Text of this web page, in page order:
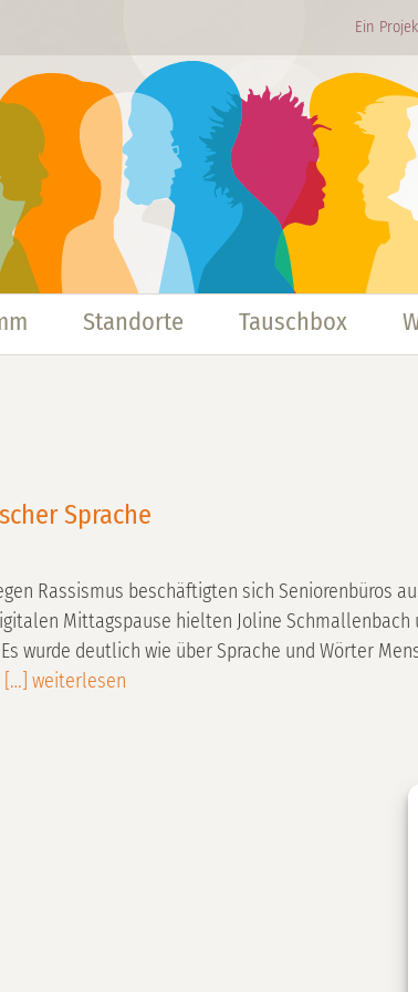
Ein
Standorte Tauschbox
Sprache
Rassismus beschäftigten sich Seniorenbüros
Mittagspause hielten Joline Schmallenbach
wurde deutlich wie über Sprache und Wörter
[…] weiterlesen